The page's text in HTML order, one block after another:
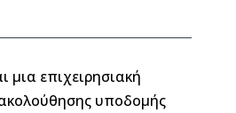
μια επιχειρησιακή
υποδομής